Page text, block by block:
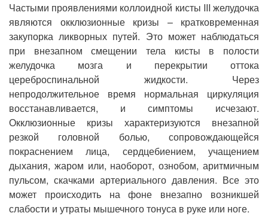
Частыми проявлениями коллоидной кисты III желудочка
являются окклюзионные кризы – кратковременная
закупорка ликворных путей. Это может наблюдаться
при внезапном смещении тела кисты в полости
желудочка мозга и перекрытии оттока
цереброспинальной жидкости. Через
непродолжительное время нормальная циркуляция
восстанавливается, и симптомы исчезают.
Окклюзионные кризы характеризуются внезапной
резкой головной болью, сопровождающейся
покраснением лица, сердцебиением, учащением
дыхания, жаром или, наоборот, ознобом, аритмичным
пульсом, скачками артериального давления. Все это
может происходить на фоне внезапно возникшей
слабости и утраты мышечного тонуса в руке или ноге.